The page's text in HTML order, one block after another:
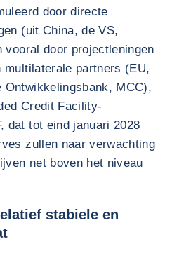
door directe
(uit China, de VS,
vooral door projectleningen
partners (EU,
Ontwikkelingsbank, MCC),
Credit Facility-
dat tot eind januari 2028
zullen naar verwachting
net boven het niveau
stabiele en